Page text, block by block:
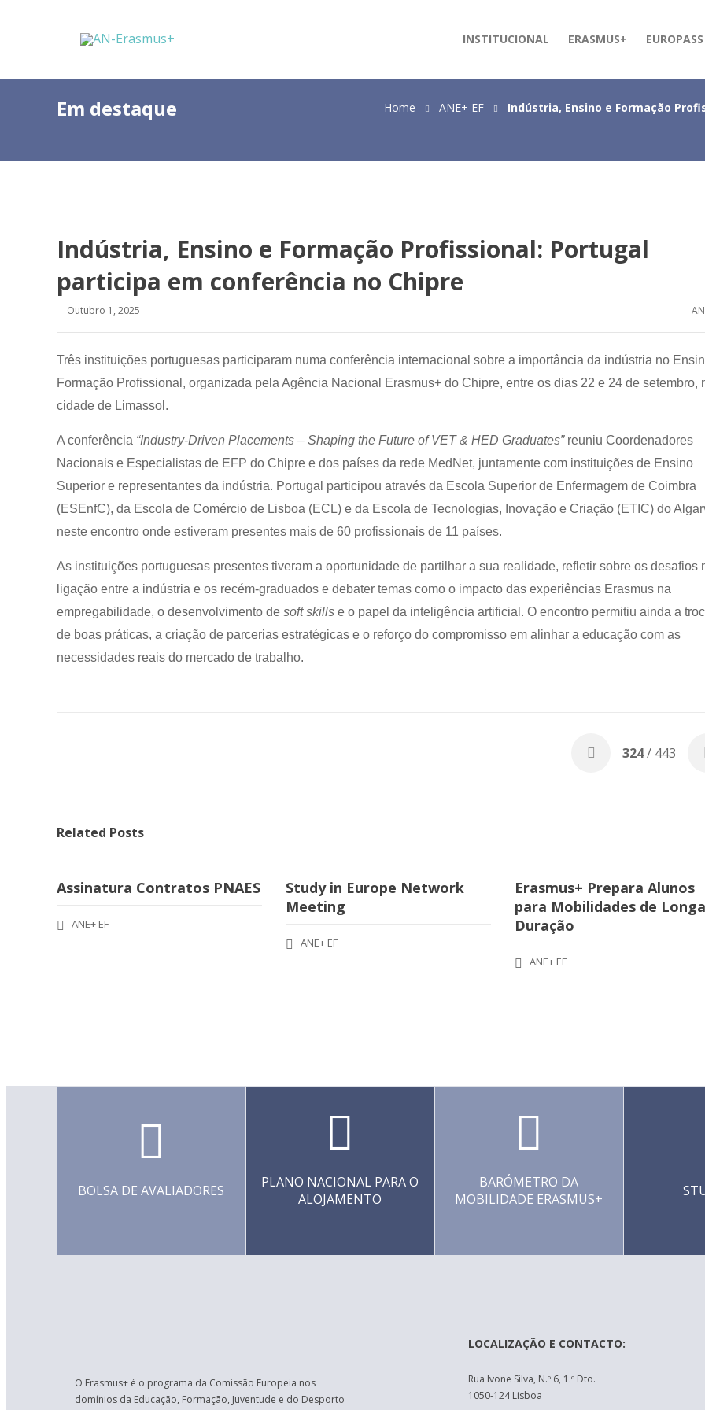
INSTITUCIONAL ERASMUS+ EUROPASS
Em destaque Home ANE+ EF Indústria, Ensino e Formação
Indústria, Ensino e Formação Profissional: Portugal
participa em conferência no Chipre
Outubro 1, 2025
Três instituições portuguesas participaram numa conferência internacional sobre a importância da indústria no
Formação Profissional, organizada pela Agência Nacional Erasmus+ do Chipre, entre os dias 22 e 24 de setembro,
cidade de Limassol.
A conferência “Industry-Driven Placements – Shaping the Future of VET & HED Graduates”reuniu Coordenadores
Nacionais e Especialistas de EFP do Chipre e dos países da rede MedNet, juntamente com instituições de Ensino
Superior e representantes da indústria. Portugal participou através da Escola Superior de Enfermagem de Coimbra
(ESEnfC), da Escola de Comércio de Lisboa (ECL) e da Escola de Tecnologias, Inovação e Criação (ETIC) do
neste encontro onde estiveram presentes mais de 60 profissionais de 11 países.
As instituições portuguesas presentes tiveram a oportunidade de partilhar a sua realidade, refletir sobre os desafios
ligação entre a indústria e os recém-graduados e debater temas como o impacto das experiências Erasmus na
empregabilidade, o desenvolvimento de soft skills e o papel da inteligência artificial. O encontro permitiu ainda a
de boas práticas, a criação de parcerias estratégicas e o reforço do compromisso em alinhar a educação com as
necessidades reais do mercado de trabalho.
324/ 443
Related Posts
Assinatura Contratos PNAES
ANE+ EF
Study in Europe Network
Meeting
ANE+ EF
Erasmus+ Prepara Alunos
para Mobilidades de
Duração
ANE+ EF
BOLSA DE AVALIADORES
PLANO NACIONAL PARA O
ALOJAMENTO
BARÓMETRO DA
MOBILIDADE ERASMUS+
O Erasmus+ é o programa da Comissão Europeia nos
domínios da Educação, Formação, Juventude e do Desporto
LOCALIZAÇÃO E CONTACTO:
Rua Ivone Silva, N.º 6, 1.º Dto.
1050-124 Lisboa